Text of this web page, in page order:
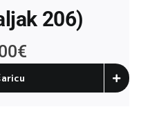
206)
€